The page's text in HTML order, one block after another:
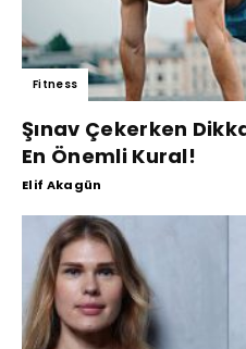
Fitness
Şınav Çekerken
En Önemli Kural!
Elif Akagün